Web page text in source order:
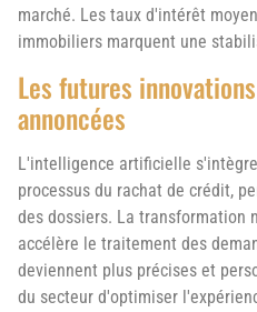
marché. Les taux d'intérêt
immobiliers marquent une
Les futures
annoncées
L'intelligence artificielle
processus du rachat de crédit,
des dossiers. La transformation
accélère le traitement des
deviennent plus précises et
du secteur d'optimiser